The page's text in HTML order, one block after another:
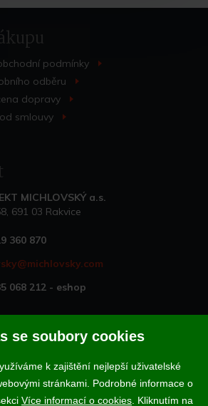
podmínky
odběru
dopravy
smlouvy
MICHLOVSKÝ a.s.
691 03 Rakvice
360 870
068 212 - eshop
offline
>
centra
>
se soubory cookies
k zajištění nejlepší uživatelské
stránkami. Podrobné informace o
Více informací o cookies . Kliknutím na